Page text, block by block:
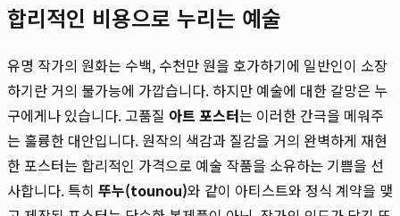
합리적인 비용으로 누리는 예술
유명 작가의 원화는 수백, 수천만 원을 호가하기에 일반인이 소장
하기란 거의 불가능에 가깝습니다. 하지만 예술에 대한 갈망은 누
구에게나 있습니다. 고품질 아트 포스터는 이러한 간극을 메워주
는 훌륭한 대안입니다. 원작의 색감과 질감을 거의 완벽하게 재현
한 포스터는 합리적인 가격으로 예술 작품을 소유하는 기쁨을 선
사합니다. 특히 뚜누(tounou)와 같이 아티스트와 정식 계약을 맺